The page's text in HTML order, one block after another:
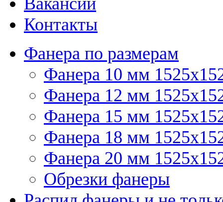
Контакты
Фанера по размерам
Фанера 10 мм
Фанера 12 мм
Фанера 15 мм
Фанера 18 мм
Фанера 20 мм
Обрезки фанеры